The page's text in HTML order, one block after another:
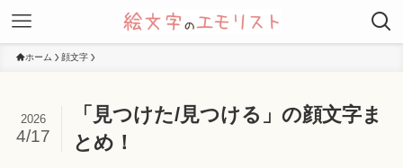
ホーム 顔文字
「見つけた/見つける」の顔文字ま
とめ！
2026
4/17